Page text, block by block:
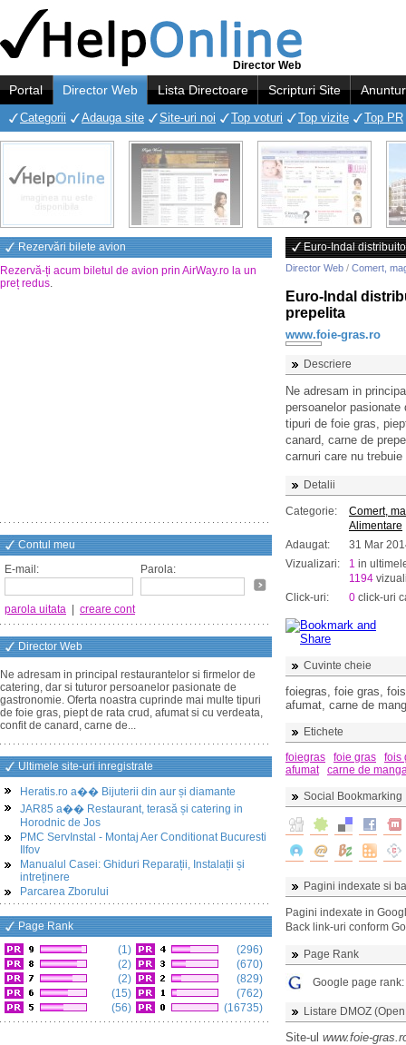
Director Web
Portal Director Web Lista Directoare Scripturi Site
Categorii Adauga site Site-uri noi Top voturi Top vizite Top PR
Rezervări bilete avion
Rezervă-ți acum biletul de avion prin AirWay.ro la un
preț redus.
Contul meu
E-mail:
Parola:
parola uitata creare cont
Director Web
Ne adresam in principal restaurantelor si firmelor de
catering, dar si tuturor persoanelor pasionate de
gastronomie. Oferta noastra cuprinde mai multe tipuri
de foie gras, piept de rata crud, afumat si cu verdeata,
confit de canard, carne de...
Ultimele site-uri inregistrate
Heratis.ro a�� Bijuterii din aur și diamante
JAR85 a�� Restaurant, terasă și catering in
Horodnic de Jos
PMC ServInstal - Montaj Aer Conditionat Bucuresti
Ilfov
Manualul Casei: Ghiduri Reparații, Instalații și
intreținere
Parcarea Zborului
Page Rank
(1)
(2)
(2)
(15)
(56)
(296)
(670)
(829)
(762)
(16735)
Euro-Indal
Director Web / Comert,
Euro-Indal
prepelita
www.foie-gras.ro
Descriere
Ne adresam in
persoanelor
tipuri de foie gras,
canard, carne de
carnuri care nu
Detalii
Categorie:
Comert,
Alimentare
Adaugat:
31 Mar
Vizualizari:
1 in
1194
Click-uri:
0 click-uri
Cuvinte cheie
foiegras, foie gras,
afumat, carne de
Etichete
foiegras
foie gras
fois
afumat
carne de
Social Bookmarking
Pagini indexate si
Pagini indexate in
Back link-uri conform
Page Rank
Google page rank:
Listare DMOZ
Site-ul www.foie-